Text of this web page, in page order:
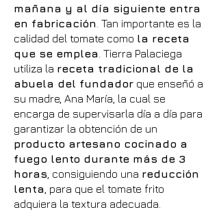
mañana y al día siguiente entra
en fabricación . Tan importante es la
calidad del tomate como la receta
que se emplea . Tierra Palaciega
utiliza la receta tradicional de la
abuela del fundador que enseñó a
su madre, Ana María, la cual se
encarga de supervisarla día a día para
garantizar la obtención de un
producto artesano cocinado a
fuego lento durante más de 3
horas , consiguiendo una reducción
lenta , para que el tomate frito
adquiera la textura adecuada.